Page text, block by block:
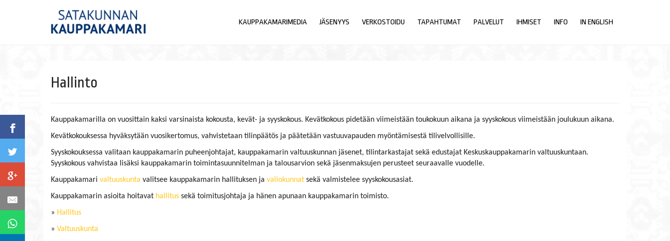
KAUPPAKAMARIMEDIA JÄSENYYS VERKOSTOIDU TAPAHTUMAT PALVELUT IHMISET INFO IN ENGLISH
Hallinto
Kauppakamarilla on vuosittain kaksi varsinaista kokousta, kevät- ja syyskokous. Kevätkokous pidetään viimeistään toukokuun aikana ja syyskokous viimeistään joulukuun aikana.
Kevätkokouksessa hyväksytään vuosikertomus, vahvistetaan tilinpäätös ja päätetään vastuuvapauden myöntämisestä tilivelvollisille.
Syyskokouksessa valitaan kauppakamarin puheenjohtajat, kauppakamarin valtuuskunnan jäsenet, tilintarkastajat sekä edustajat Keskuskauppakamarin valtuuskuntaan.
Syyskokous vahvistaa lisäksi kauppakamarin toimintasuunnitelman ja talousarvion sekä jäsenmaksujen perusteet seuraavalle vuodelle.
Kauppakamari valtuuskunta valitsee kauppakamarin hallituksen ja valiokunnat sekä valmistelee syyskokousasiat.
Kauppakamarin asioita hoitavat hallitus sekä toimitusjohtaja ja hänen apunaan kauppakamarin toimisto.
» Hallitus
» Valtuuskunta